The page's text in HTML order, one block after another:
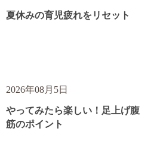
夏休みの育児疲れをリセット
2026年08月5日
やってみたら楽しい！足上げ腹
筋のポイント